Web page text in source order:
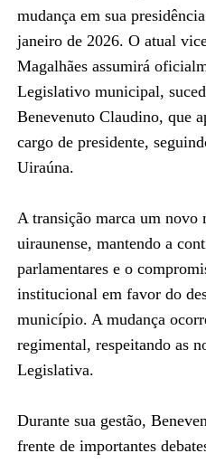
mudança em sua
janeiro de 2026. O atual
Magalhães assumirá
Legislativo municipal,
Benevenuto Claudino, que
cargo de presidente,
Uiraúna.
A transição marca um
uiraunense, mantendo a
parlamentares e o
institucional em favor do
município. A mudança
regimental, respeitando as
Legislativa.
Durante sua gestão,
frente de importantes